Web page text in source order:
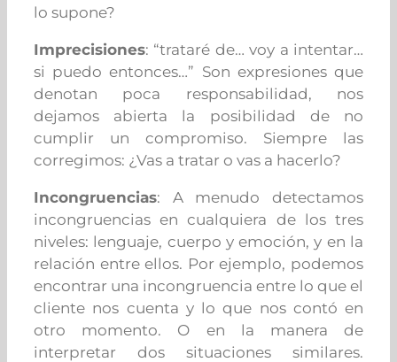
lo supone?
Imprecisiones: “trataré de… voy a intentar…
si puedo entonces…” Son expresiones que
denotan poca responsabilidad, nos
dejamos abierta la posibilidad de no
cumplir un compromiso. Siempre las
corregimos: ¿Vas a tratar o vas a hacerlo?
Incongruencias: A menudo detectamos
incongruencias en cualquiera de los tres
niveles: lenguaje, cuerpo y emoción, y en la
relación entre ellos. Por ejemplo, podemos
encontrar una incongruencia entre lo que el
cliente nos cuenta y lo que nos contó en
otro momento. O en la manera de
interpretar dos situaciones similares.